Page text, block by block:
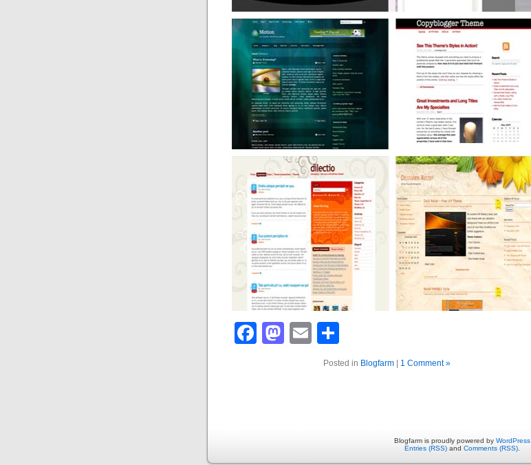
Facebook
Mastodon
Email
Posted in Blogfarm| 1 Comment »
Blogfarm is proudly powered by WordPress
Entries (RSS) and Comments (RSS)